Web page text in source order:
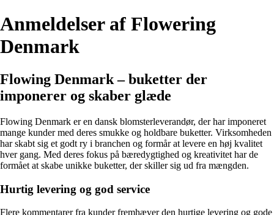
Anmeldelser af Flowering
Denmark
Flowing Denmark – buketter der
imponerer og skaber glæde
Flowing Denmark er en dansk blomsterleverandør, der har imponeret
mange kunder med deres smukke og holdbare buketter. Virksomheden
har skabt sig et godt ry i branchen og formår at levere en høj kvalitet
hver gang. Med deres fokus på bæredygtighed og kreativitet har de
formået at skabe unikke buketter, der skiller sig ud fra mængden.
Hurtig levering og god service
Flere kommentarer fra kunder fremhæver den hurtige levering og gode